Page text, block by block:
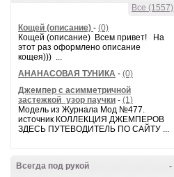
Все (1557)
Кощей (описание) - (0)
Кощей (описание) Всем привет! На
этот раз оформлено описание
кощея))) ...
АНАНАСОВАЯ ТУНИКА - (0)
Джемпер с асимметричной
застежкой_узор паучки - (1)
Модель из Журнала Мод №477.
источник КОЛЛЕКЦИЯ ДЖЕМПЕРОВ
ЗДЕСЬ ПУТЕВОДИТЕЛЬ ПО САЙТУ ...
-
Всегда под рукой